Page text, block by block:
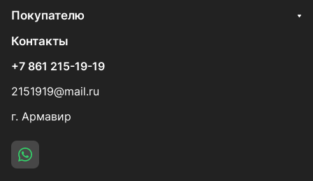
Покупателю
Контакты
+7 861 215-19-19
2151919@mail.ru
г. Армавир